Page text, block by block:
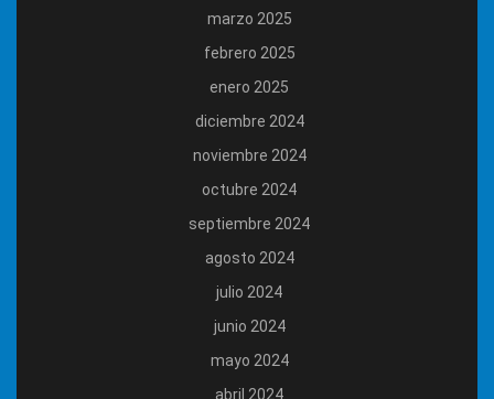
marzo 2025
febrero 2025
enero 2025
diciembre 2024
noviembre 2024
octubre 2024
septiembre 2024
agosto 2024
julio 2024
junio 2024
mayo 2024
abril 2024